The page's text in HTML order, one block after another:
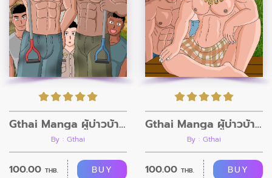
Gthai Manga ผู้บ่าวบ้านนา ตอนที่ 9 กรรมกรก่อสร้าง
By : Gthai
100.00 THB. BUY
Gthai Manga ผู้บ่าวบ้านนา ตอนที่8
By : Gthai
100.00 THB. BUY